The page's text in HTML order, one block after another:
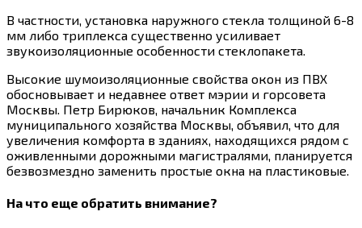
В частности, установка наружного стекла толщиной 6-8
мм либо триплекса существенно усиливает
звукоизоляционные особенности стеклопакета.
Высокие шумоизоляционные свойства окон из ПВХ
обосновывает и недавнее ответ мэрии и горсовета
Москвы. Петр Бирюков, начальник Комплекса
муниципального хозяйства Москвы, объявил, что для
увеличения комфорта в зданиях, находящихся рядом с
оживленными дорожными магистралями, планируется
безвозмездно заменить простые окна на пластиковые.
На что еще обратить внимание?